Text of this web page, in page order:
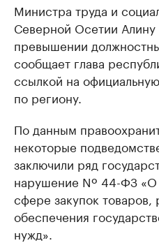
Министра труда и
Северной Осетии
превышении
сообщает глава
ссылкой на
по региону.
По данным
некоторые
заключили ряд
нарушение Nº 44-ФЗ «О
сфере закупок товаров,
обеспечения
нужд».